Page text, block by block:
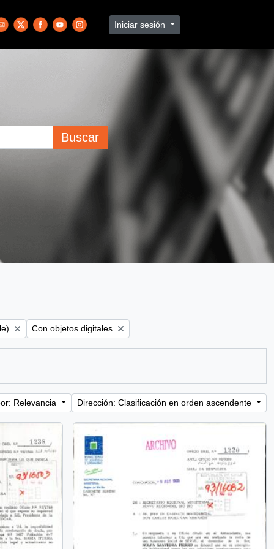
Iniciar sesión
Buscar
Remove filter:
Con objetos digitales
Relevancia Dirección: Clasificación en orden ascendente